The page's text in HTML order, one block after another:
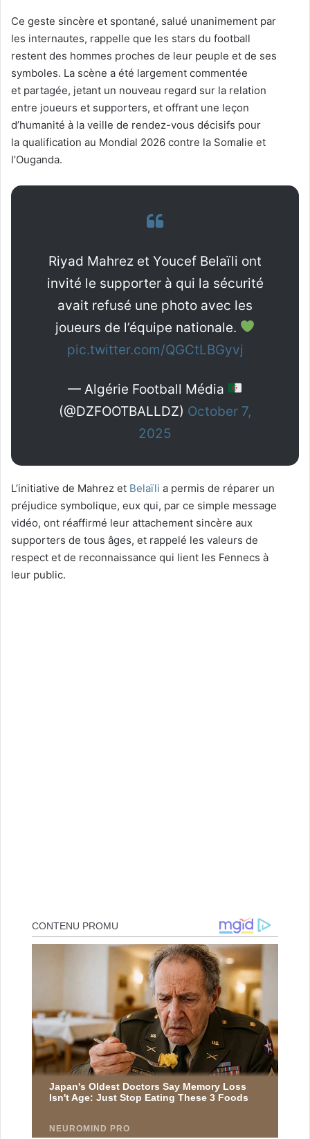
Ce geste sincère et spontané, salué unanimement par
les internautes, rappelle que les stars du football
restent des hommes proches de leur peuple et de ses
symboles. La scène a été largement commentée
et partagée, jetant un nouveau regard sur la relation
entre joueurs et supporters, et offrant une leçon
d’humanité à la veille de rendez-vous décisifs pour
la qualification au Mondial 2026 contre la Somalie et
l’Ouganda.
Riyad Mahrez et Youcef Belaïli ont
invité le supporter à qui la sécurité
avait refusé une photo avec les
joueurs de l’équipe nationale.
pic.twitter.com/QGCtLBGyvj
— Algérie Football Média
(@DZFOOTBALLDZ) October 7,
2025
L’initiative de Mahrez et Belaïli a permis de réparer un
préjudice symbolique, eux qui, par ce simple message
vidéo, ont réaffirmé leur attachement sincère aux
supporters de tous âges, et rappelé les valeurs de
respect et de reconnaissance qui lient les Fennecs à
leur public.